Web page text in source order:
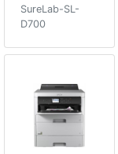
SureLab-SL-
D700